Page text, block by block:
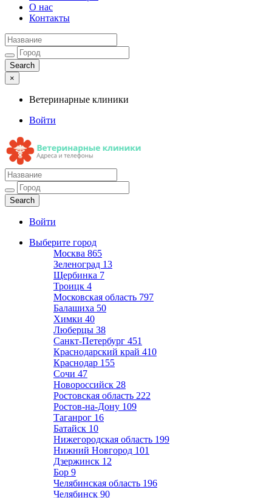
О нас
Контакты
×
Ветеринарные клиники
Войти
Ветеринарные клиники
Адреса и телефоны
Войти
Выберите город
Москва 865
Зеленоград 13
Щербинка 7
Троицк 4
Московская область 797
Балашиха 50
Химки 40
Люберцы 38
Санкт-Петербург 451
Краснодарский край 410
Краснодар 155
Сочи 47
Новороссийск 28
Ростовская область 222
Ростов-на-Дону 109
Таганрог 16
Батайск 10
Нижегородская область 199
Нижний Новгород 101
Дзержинск 12
Бор 9
Челябинская область 196
Челябинск 90